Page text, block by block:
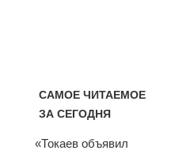
САМОЕ ЧИТАЕМОЕ
ЗА СЕГОДНЯ
«Токаев объявил